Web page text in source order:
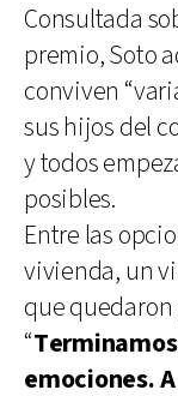
Consultada
premio, Soto
conviven
sus hijos del
y todos
posibles.
Entre las
vivienda, un
que
“
emociones.